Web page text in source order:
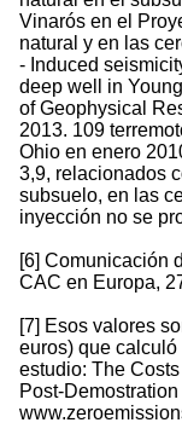
Vinarós en el
natural y en las
- Induced
deep well in
of Geophysical
2013. 109
Ohio en enero
3,9, relacionados
subsuelo, en las
inyección no se
[6] Comunicación
CAC en Europa,
[7] Esos valores
euros) que
estudio: The
Post-